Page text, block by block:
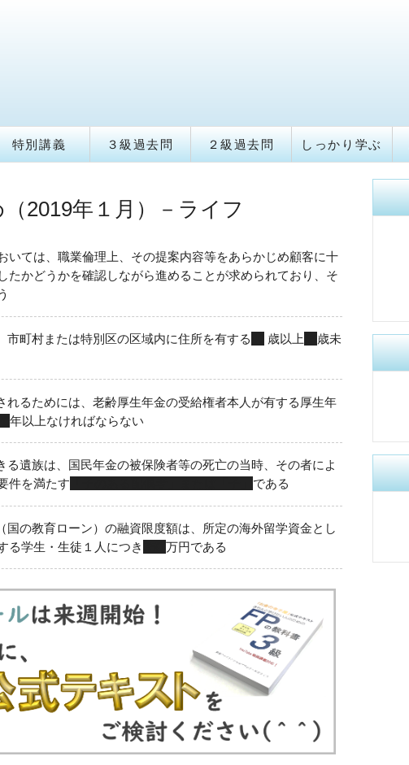
特別講義 ３級過去問 ２級過去問 しっかり学ぶ
（2019年１月）－ライフ
いては、職業倫理上、その提案内容等をあらかじめ顧客に十
たかどうかを確認しながら進めることが求められており、そ
町村または特別区の区域内に住所を有する 歳以上
歳未
れるためには、老齢厚生年金の受給権者本人が有する厚生年
年以上なければならない
遺族は、国民年金の被保険者等の死亡の当時、その者によ
件を満たす
である
の教育ローン）の融資限度額は、所定の海外留学資金とし
る学生・生徒１人につき
万円である